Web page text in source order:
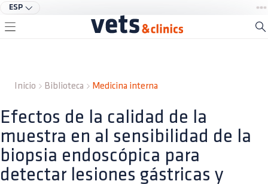
ESP
Inicio Biblioteca Medicina interna
Efectos de la calidad de la
muestra en al sensibilidad de la
biopsia endoscópica para
detectar lesiones gástricas y